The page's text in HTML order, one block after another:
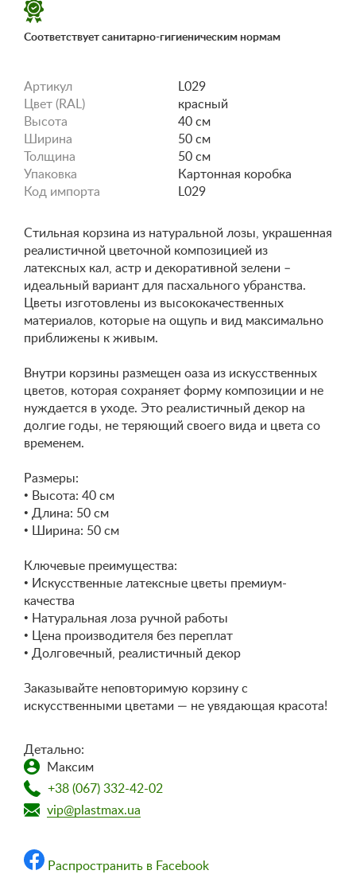
Соответствует санитарно-гигиеническим нормам
Артикул
L029
Цвет (RAL)
красный
Высота
40 см
Ширина
50 см
Толщина
50 см
Упаковка
Картонная коробка
Код импорта
L029
Стильная корзина из натуральной лозы, украшенная
реалистичной цветочной композицией из
латексных кал, астр и декоративной зелени –
идеальный вариант для пасхального убранства.
Цветы изготовлены из высококачественных
материалов, которые на ощупь и вид максимально
приближены к живым.
Внутри корзины размещен оаза из искусственных
цветов, которая сохраняет форму композиции и не
нуждается в уходе. Это реалистичный декор на
долгие годы, не теряющий своего вида и цвета со
временем.
Размеры:
• Высота: 40 см
• Длина: 50 см
• Ширина: 50 см
Ключевые преимущества:
• Искусственные латексные цветы премиум-
качества
• Натуральная лоза ручной работы
• Цена производителя без переплат
• Долговечный, реалистичный декор
Заказывайте неповторимую корзину с
искусственными цветами — не увядающая красота!
Детально:
Максим
+38 (067) 332-42-02
vip@plastmax.ua
Распространить в Facebook